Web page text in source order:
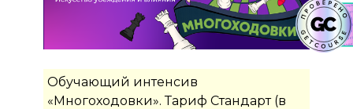
Обучающий интенсив
«Многоходовки». Тариф Стандарт (в